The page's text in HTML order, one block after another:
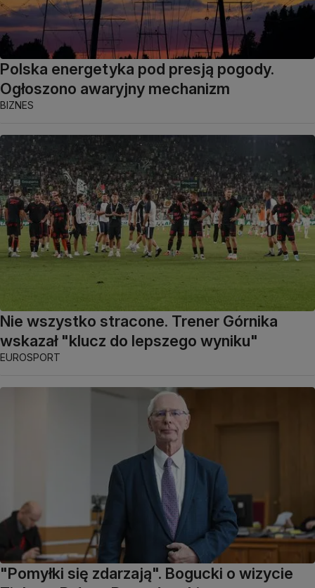
Polska energetyka pod presją pogody.
Ogłoszono awaryjny mechanizm
BIZNES
Nie wszystko stracone. Trener Górnika
wskazał "klucz do lepszego wyniku"
EUROSPORT
"Pomyłki się zdarzają". Bogucki o wizycie